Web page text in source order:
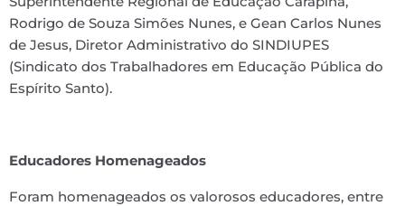
Rodrigo de Souza Simões Nunes, e Gean Carlos Nunes
de Jesus, Diretor Administrativo do SINDIUPES
(Sindicato dos Trabalhadores em Educação Pública do
Espírito Santo).
Educadores Homenageados
Foram homenageados os valorosos educadores, entre